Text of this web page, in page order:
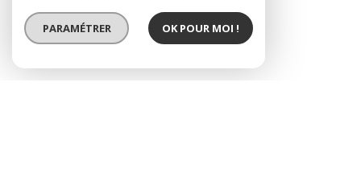
réalisé par
PARAMÉTRER OK POUR MOI !